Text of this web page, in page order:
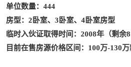
单位数量：444
房型：2卧室、3卧室、4卧室房型
临时入伙证取得时间：2008年（剩余
目前在售房源价格区间：100万-130万